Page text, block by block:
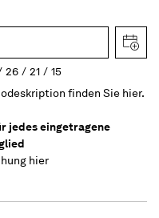
26 21
15
finden Sie hier.
jedes eingetragene
hier